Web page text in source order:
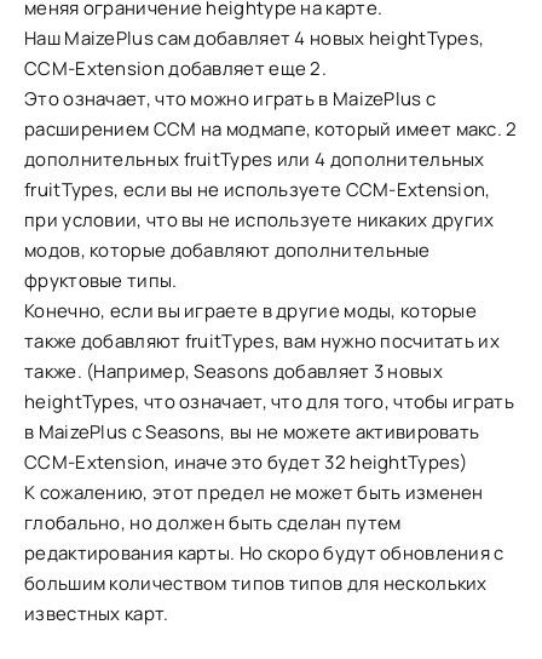
меняя ограничение heightype на карте.
Наш MaizePlus сам добавляет 4 новых heightTypes,
CCM-Extension добавляет еще 2.
Это означает, что можно играть в MaizePlus с
расширением CCM на модмапе, который имеет макс. 2
дополнительных fruitTypes или 4 дополнительных
fruitTypes, если вы не используете CCM-Extension,
при условии, что вы не используете никаких других
модов, которые добавляют дополнительные
фруктовые типы.
Конечно, если вы играете в другие моды, которые
также добавляют fruitTypes, вам нужно посчитать их
также. (Например, Seasons добавляет 3 новых
heightTypes, что означает, что для того, чтобы играть
в MaizePlus с Seasons, вы не можете активировать
CCM-Extension, иначе это будет 32 heightTypes)
К сожалению, этот предел не может быть изменен
глобально, но должен быть сделан путем
редактирования карты. Но скоро будут обновления с
большим количеством типов типов для нескольких
известных карт.